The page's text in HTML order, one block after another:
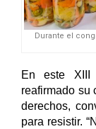
Durante el
En este XIII
reafirmado su
derechos,
para resistir.